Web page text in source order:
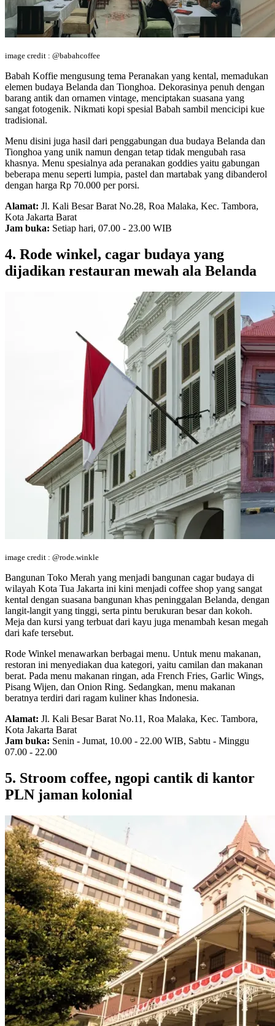
image credit : @babahcoffee
Babah Koffie mengusung tema Peranakan yang kental, memadukan
elemen budaya Belanda dan Tionghoa. Dekorasinya penuh dengan
barang antik dan ornamen vintage, menciptakan suasana yang
sangat fotogenik. Nikmati kopi spesial Babah sambil mencicipi kue
tradisional.
Menu disini juga hasil dari penggabungan dua budaya Belanda dan
Tionghoa yang unik namun dengan tetap tidak mengubah rasa
khasnya. Menu spesialnya ada peranakan goddies yaitu gabungan
beberapa menu seperti lumpia, pastel dan martabak yang dibanderol
dengan harga Rp 70.000 per porsi.
Alamat: Jl. Kali Besar Barat No.28, Roa Malaka, Kec. Tambora,
Kota Jakarta Barat
Jam buka: Setiap hari, 07.00 - 23.00 WIB
4. Rode winkel, cagar budaya yang
dijadikan restauran mewah ala Belanda
image credit : @rode.winkle
Bangunan Toko Merah yang menjadi bangunan cagar budaya di
wilayah Kota Tua Jakarta ini kini menjadi coffee shop yang sangat
kental dengan suasana bangunan khas peninggalan Belanda, dengan
langit-langit yang tinggi, serta pintu berukuran besar dan kokoh.
Meja dan kursi yang terbuat dari kayu juga menambah kesan megah
dari kafe tersebut.
Rode Winkel menawarkan berbagai menu. Untuk menu makanan,
restoran ini menyediakan dua kategori, yaitu camilan dan makanan
berat. Pada menu makanan ringan, ada French Fries, Garlic Wings,
Pisang Wijen, dan Onion Ring. Sedangkan, menu makanan
beratnya terdiri dari ragam kuliner khas Indonesia.
Alamat: Jl. Kali Besar Barat No.11, Roa Malaka, Kec. Tambora,
Kota Jakarta Barat
Jam buka: Senin - Jumat, 10.00 - 22.00 WIB, Sabtu - Minggu
07.00 - 22.00
5. Stroom coffee, ngopi cantik di kantor
PLN jaman kolonial